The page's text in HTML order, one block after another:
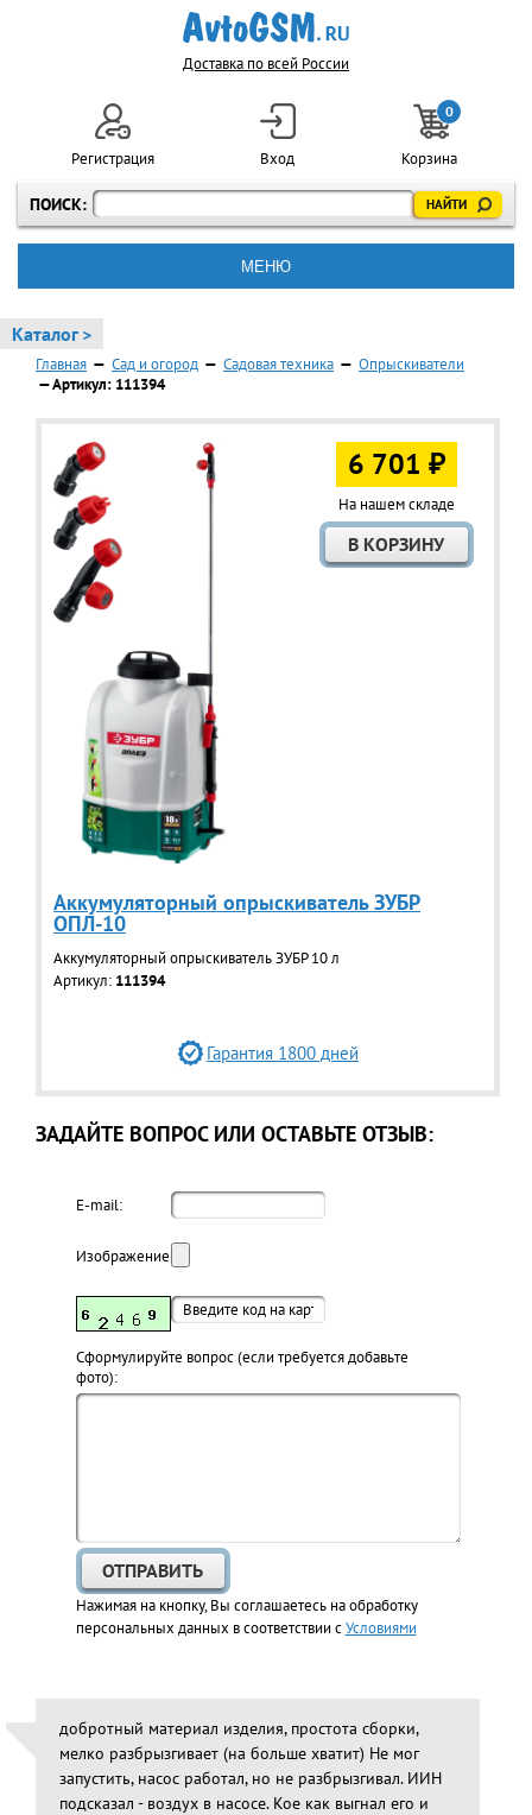
Доставка по всей России
ПОИСК:
Регистрация Вход
0
Корзина
МЕНЮ
Каталог >
Главная — Сад и огород — Садовая техника — Опрыскиватели
— Артикул: 111394
6 701 ₽
На нашем складе
Аккумуляторный опрыскиватель ЗУБР
ОПЛ-10
Аккумуляторный опрыскиватель ЗУБР 10 л
Артикул: 111394
Гарантия 1800 дней
ЗАДАЙТЕ ВОПРОС ИЛИ ОСТАВЬТЕ ОТЗЫВ:
E-mail:
Изображение:
Cформулируйте вопрос (если требуется добавьте
фото):
Нажимая на кнопку, Вы соглашаетесь на обработку
персональных данных в соответствии сУсловиями
добротный материал изделия, простота сборки,
мелко разбрызгивает (на больше хватит) Не мог
запустить, насос работал, но не разбрызгивал. ИИН
подсказал - воздух в насосе. Кое как выгнал его и